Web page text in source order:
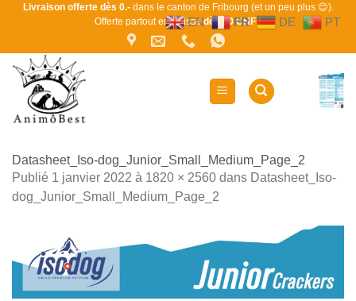
PasserLivraison offerte dès 0.-dans le canton de Fribourg (et un peu plus 😊).
Offerte partout en Suissedès 80 CHF !
Datasheet_Iso-dog_Junior_Small_Medium_Page_2
Publié 1 janvier 2022 à 1820 × 2560 dans Datasheet_Iso-
dog_Junior_Small_Medium_Page_2
EN FR DE PT